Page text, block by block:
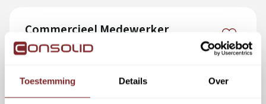
Toestemming Details Over
Commercieel Medewerker
Autoverhuur Schiphol